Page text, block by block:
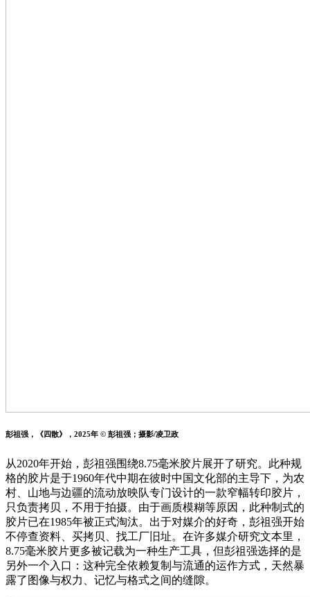
彭祖强，《四散》，2025年 © 彭祖强；摄影/凌卫政
从2020年开始，彭祖强围绕8.75毫米胶片展开了研究。此种规
格的胶片是于1960年代中期在彼时中国文化部的主导下，为农
村、山地与边疆的流动放映队专门设计的一款窄幅转印胶片，
只负责拷贝，不用于拍摄。由于画质模糊等原因，此种制式的
胶片已在1985年被正式淘汰。出于对媒介的好奇，彭祖强开始
不停查资料、买拷贝、找工厂旧址。在许多媒介研究文本里，
8.75毫米胶片更多被记载为一种生产工具，但彭祖强选择的是
另外一个入口：这种完全依赖复制与流通的运作方式，天然暴
露了图像与权力、记忆与格式之间的缝隙。